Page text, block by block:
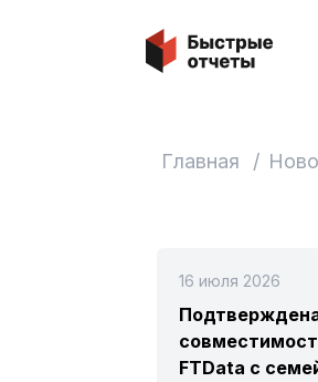
Быстрые отчеты
Главная /
16 июля 2026
FTData с